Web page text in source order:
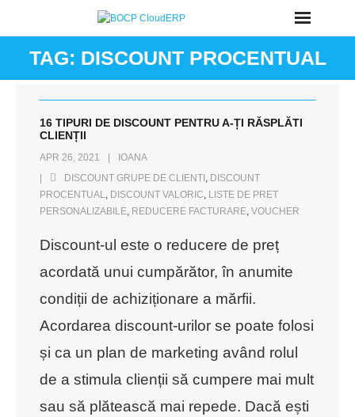
to
contentTAG: DISCOUNT PROCENTUAL
16 TIPURI DE DISCOUNT PENTRU A-ȚI RĂSPLĂTI
CLIENȚII
APR 26, 2021
IOANA
DISCOUNT GRUPE DE CLIENTI , DISCOUNT
PROCENTUAL, DISCOUNT VALORIC, LISTE DE PRET
PERSONALIZABILE, REDUCERE FACTURARE, VOUCHER
Discount-ul este o reducere de preț
acordată unui cumpărător, în anumite
condiții de achiziționare a mărfii.
Acordarea discount-urilor se poate folosi
și ca un plan de marketing având rolul
de a stimula clienții să cumpere mai mult
sau să plătească mai repede. Dacă ești